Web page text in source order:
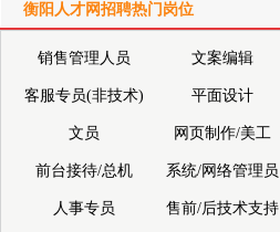
衡阳人才网招聘热门岗位
销售管理人员 文案编辑
客服专员(非技术) 平面设计
文员 网页制作/美工
前台接待/总机 系统/网络管理员
人事专员 售前/后技术支持